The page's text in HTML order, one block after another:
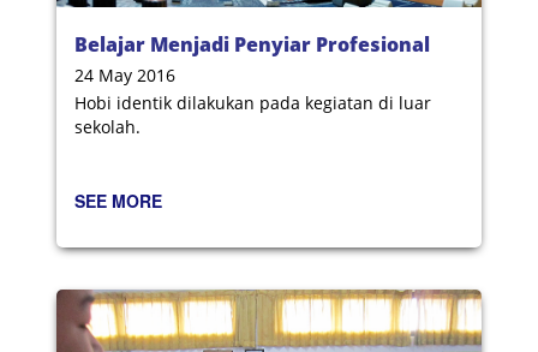
Belajar Menjadi Penyiar Profesional
24 May 2016
Hobi identik dilakukan pada kegiatan di luar
sekolah.
SEE MORE